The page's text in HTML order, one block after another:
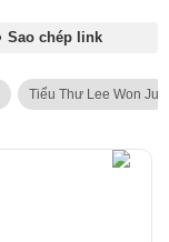
Sao chép link
Tiểu Thư Lee Won Ju